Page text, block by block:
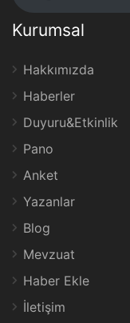
Kurumsal
Hakkımızda
Haberler
Duyuru&Etkinlik
Pano
Anket
Yazanlar
Blog
Mevzuat
Haber Ekle
İletişim